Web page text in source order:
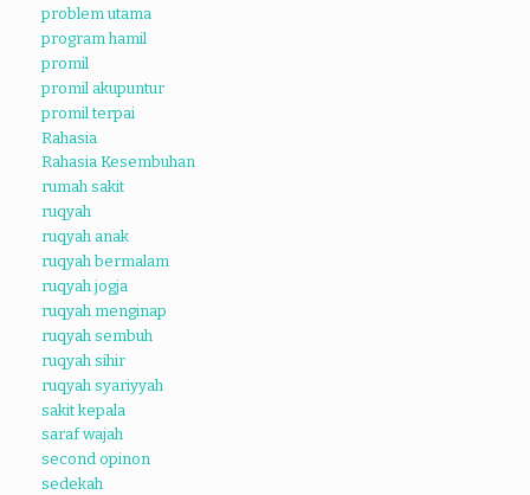
problem utama
program hamil
promil
promil akupuntur
promil terpai
Rahasia
Rahasia Kesembuhan
rumah sakit
ruqyah
ruqyah anak
ruqyah bermalam
ruqyah jogja
ruqyah menginap
ruqyah sembuh
ruqyah sihir
ruqyah syariyyah
sakit kepala
saraf wajah
second opinon
sedekah